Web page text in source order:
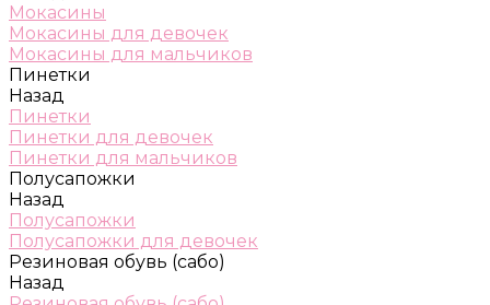
Мокасины
Мокасины для девочек
Мокасины для мальчиков
Пинетки
Назад
Пинетки
Пинетки для девочек
Пинетки для мальчиков
Полусапожки
Назад
Полусапожки
Полусапожки для девочек
Резиновая обувь (сабо)
Назад